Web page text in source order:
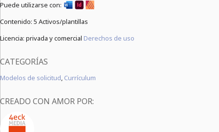
Puede utilizarse con:
Contenido: 5 Activos/plantillas
Licencia: privada y comercial Derechos de uso
CATEGORÍAS
Modelos de solicitud, Currículum
CREADO CON AMOR POR: